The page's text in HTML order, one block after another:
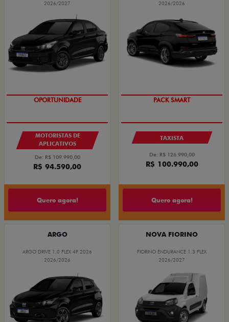
2026/2027
OPORTUNIDADE
MOTORISTAS DE
APLICATIVOS
De: R$ 109.990,00
R$ 94.590,00
Quero agora!
2026/2026
PACK SMART
TAXISTA
De: R$ 126.990,00
R$ 100.990,00
Quero agora!
ARGO
ARGO DRIVE 1.0 FLEX 4P 2026
2026/2026
NOVA FIORINO
FIORINO ENDURANCE 1.3 FLEX
2026/2027